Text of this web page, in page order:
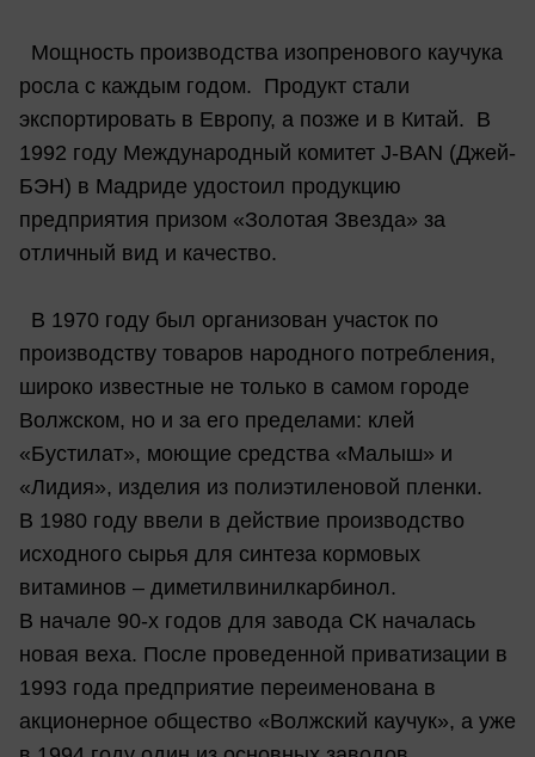
Мощность производства изопренового каучука
росла с каждым годом. Продукт стали
экспортировать в Европу, а позже и в Китай. В
1992 году Международный комитет J-BAN (Джей-
БЭН) в Мадриде удостоил продукцию
предприятия призом «Золотая Звезда» за
отличный вид и качество.
В 1970 году был организован участок по
производству товаров народного потребления,
широко известные не только в самом городе
Волжском, но и за его пределами: клей
«Бустилат», моющие средства «Малыш» и
«Лидия», изделия из полиэтиленовой пленки.
В 1980 году ввели в действие производство
исходного сырья для синтеза кормовых
витаминов – диметилвинилкарбинол.
В начале 90-х годов для завода СК началась
новая веха. После проведенной приватизации в
1993 года предприятие переименована в
акционерное общество «Волжский каучук», а уже